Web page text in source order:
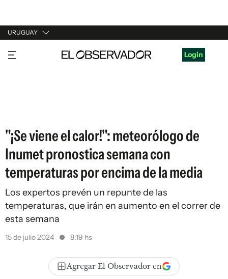
URUGUAY
URUGUAY
ARGENTINA
Login
"¡Se viene el calor!": meteorólogo de
Inumet pronostica semana con
temperaturas por encima de la media
Los expertos prevén un repunte de las
temperaturas, que irán en aumento en el correr de
esta semana
15 de julio 2024 8:19 hs
Agregar El Observador en